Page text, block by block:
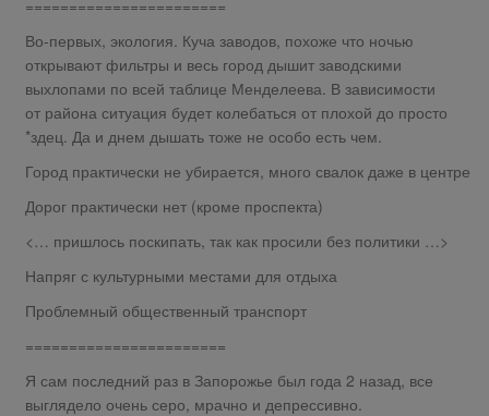
=======================
Во-первых, экология. Куча заводов, похоже что ночью
открывают фильтры и весь город дышит заводскими
выхлопами по всей таблице Менделеева. В зависимости
от района ситуация будет колебаться от плохой до просто
*здец. Да и днем дышать тоже не особо есть чем.
Город практически не убирается, много свалок даже в центре
Дорог практически нет (кроме проспекта)
<… пришлось поскипать, так как просили без политики …>
Напряг с культурными местами для отдыха
Проблемный общественный транспорт
=======================
Я сам последний раз в Запорожье был года 2 назад, все
выглядело очень серо, мрачно и депрессивно.